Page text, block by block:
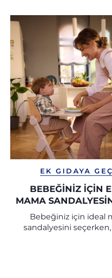
EK GIDAYA
BEBEĞINIZ İÇIN
MAMA
SEÇERSINIZ? |
Bebeğiniz için ideal
sandalyesini